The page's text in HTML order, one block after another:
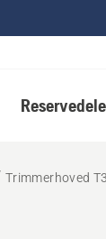
Trimmerhoved